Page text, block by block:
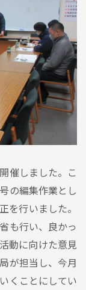
催しました。こ
の編集作業とし
を行いました。
も行い、良かっ
動に向けた意見
が担当し、今月
くことにしてい